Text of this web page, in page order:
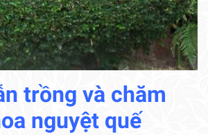
trồng và chăm
nguyệt quế